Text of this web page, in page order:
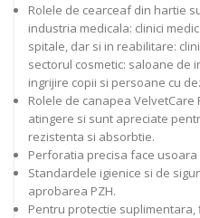
Rolele de cearceaf din hartie
industria medicala: clinici
spitale, dar si in reabilitare:
sectorul cosmetic: saloane de
ingrijire copii si persoane cu
Rolele de canapea
atingere si sunt apreciate
rezistenta si absorbtie.
Perforatia precisa face
Standardele igienice si de
aprobarea PZH.
Pentru protectie